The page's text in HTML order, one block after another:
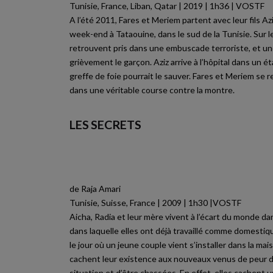
Tunisie, France, Liban, Qatar | 2019 | 1h36 | VOSTF
A l’été 2011, Fares et Meriem partent avec leur fils
week-end à Tataouine, dans le sud de la Tunisie. Sur
retrouvent pris dans une embuscade terroriste, et
grièvement le garçon. Aziz arrive à l’hôpital dans un
greffe de foie pourrait le sauver. Fares et Meriem se
dans une véritable course contre la montre.
LES SECRETS
de Raja Amari
Tunisie, Suisse, France | 2009 | 1h30 |VOSTF
Aicha, Radia et leur mère vivent à l’écart du monde
dans laquelle elles ont déjà travaillé comme
le jour où un jeune couple vient s’installer dans la
cachent leur existence aux nouveaux venus de peur